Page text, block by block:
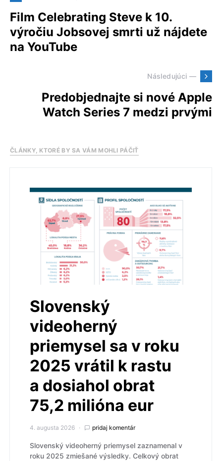
Film Celebrating Steve k 10.
výročiu Jobsovej smrti už nájdete
na YouTube
Následujúci —
Predobjednajte si nové Apple
Watch Series 7 medzi prvými
ČLÁNKY, KTORÉ BY SA VÁM MOHLI PÁČIŤ
Slovenský
videoherný
priemysel sa v roku
2025 vrátil k rastu
a dosiahol obrat
75,2 milióna eur
4. augusta 2026 pridaj komentár
Slovenský videoherný priemysel zaznamenal v
roku 2025 zmiešané výsledky. Celkový obrat